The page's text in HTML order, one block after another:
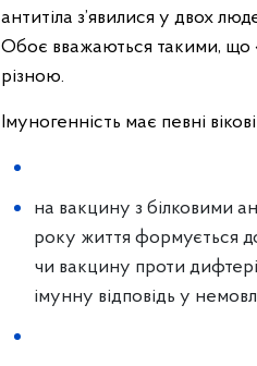
антитіла з’явилися у двох
Обоє вважаються такими, що
різною.
Імуногенність має певні
на вакцину з білковими
року життя формується
чи вакцину проти
імунну відповідь у